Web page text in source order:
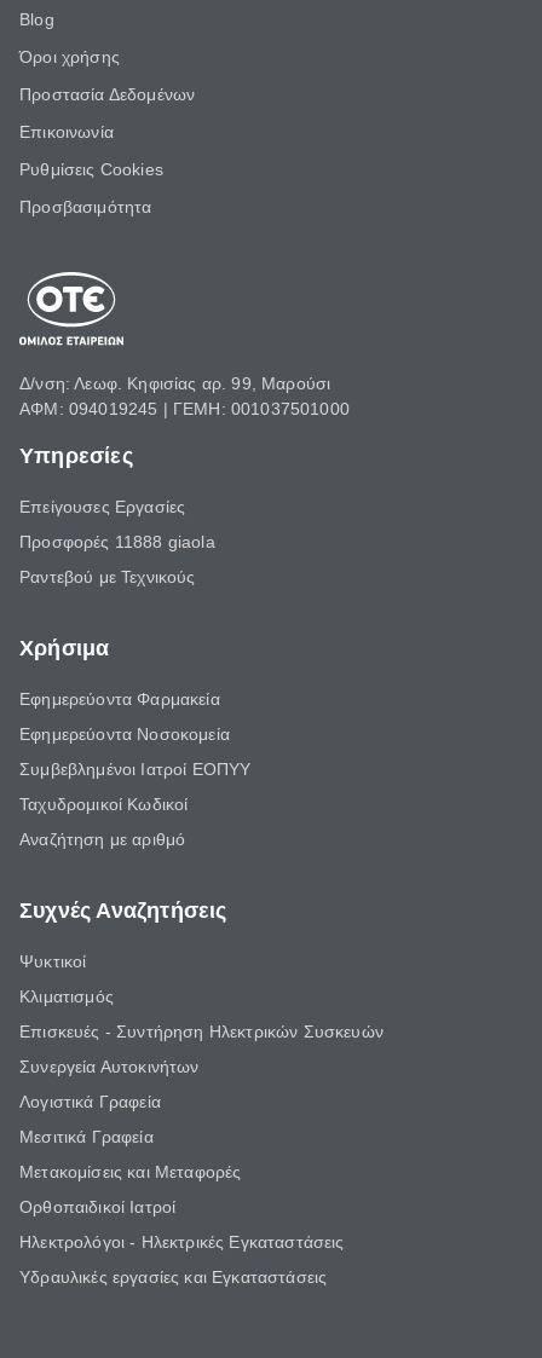
Blog
Όροι χρήσης
Προστασία Δεδομένων
Επικοινωνία
Ρυθμίσεις Cookies
Προσβασιμότητα
Δ/νση: Λεωφ. Κηφισίας αρ. 99, Μαρούσι
ΑΦΜ: 094019245 | ΓΕΜΗ: 001037501000
Υπηρεσίες
Επείγουσες Εργασίες
Προσφορές 11888 giaola
Ραντεβού με Τεχνικούς
Χρήσιμα
Εφημερεύοντα Φαρμακεία
Εφημερεύοντα Νοσοκομεία
Συμβεβλημένοι Ιατροί ΕΟΠΥΥ
Ταχυδρομικοί Κωδικοί
Αναζήτηση με αριθμό
Συχνές Αναζητήσεις
Ψυκτικοί
Κλιματισμός
Επισκευές - Συντήρηση Ηλεκτρικών Συσκευών
Συνεργεία Αυτοκινήτων
Λογιστικά Γραφεία
Μεσιτικά Γραφεία
Μετακομίσεις και Μεταφορές
Ορθοπαιδικοί Ιατροί
Ηλεκτρολόγοι - Ηλεκτρικές Εγκαταστάσεις
Υδραυλικές εργασίες και Εγκαταστάσεις